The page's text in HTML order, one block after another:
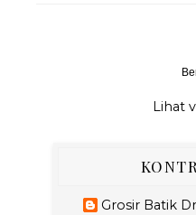
Lihat
Grosir Batik